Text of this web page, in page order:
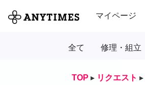
マイページ
全て 修理・組立
TOP ▸ リクエスト ▸